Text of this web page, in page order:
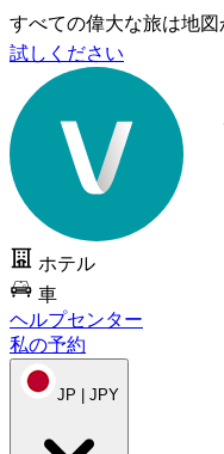
すべての偉大な旅は地図
試しください
ホテル
車
ヘルプセンター
私の予約
JP | JPY